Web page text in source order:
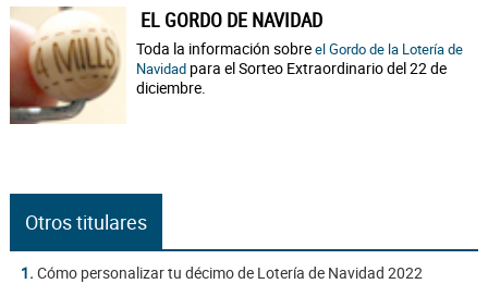
EL GORDO DE NAVIDAD
Toda la información sobreel Gordo de la Lotería de
Navidad para el Sorteo Extraordinario del 22 de
diciembre.
Otros titulares
1. Cómo personalizar tu décimo de Lotería de Navidad 2022